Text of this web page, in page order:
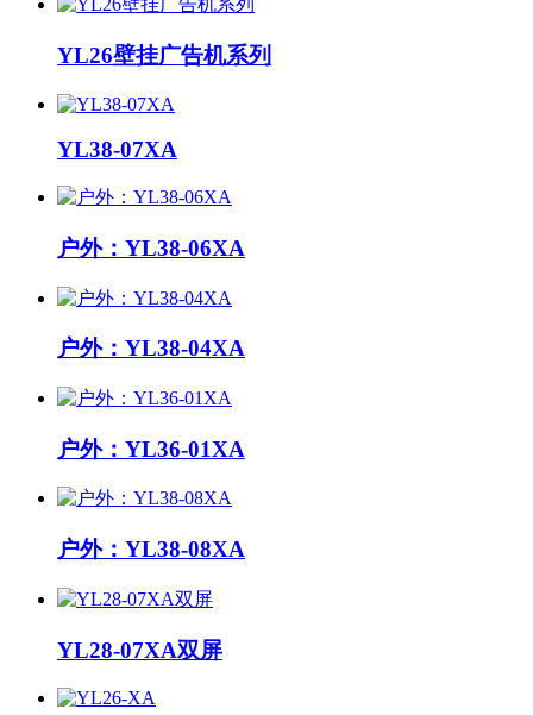
YL26壁挂广告机系列
YL38-07XA
户外：YL38-06XA
户外：YL38-04XA
户外：YL36-01XA
户外：YL38-08XA
YL28-07XA双屏